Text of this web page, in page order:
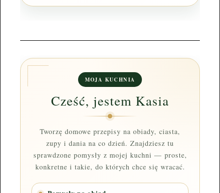
MOJA KUCHNIA
Cześć, jestem Kasia
Tworzę domowe przepisy na obiady, ciasta,
zupy i dania na co dzień. Znajdziesz tu
sprawdzone pomysły z mojej kuchni — proste,
konkretne i takie, do których chce się wracać.